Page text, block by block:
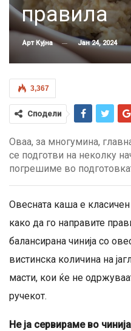
правила
Арт Кујна Јан 24, 2024
3,367
Сподели
Оваа, за многумина,
се подготви на неколку
погрешиме во
Овесната каша е
како да го направите
балансирана чинија со
вистинска количина на
масти, кои ќе не
ручекот.
Не ја сервираме во